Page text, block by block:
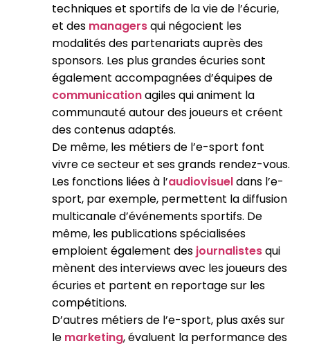
techniques et sportifs de la vie de l’écurie,
et des managersqui négocient les
modalités des partenariats auprès des
sponsors. Les plus grandes écuries sont
également accompagnées d’équipes de
communicationagiles qui animent la
communauté autour des joueurs et créent
des contenus adaptés.
De même, les métiers de l’e-sport font
vivre ce secteur et ses grands rendez-vous.
Les fonctions liées à l’audiovisueldans l’e-
sport, par exemple, permettent la diffusion
multicanale d’événements sportifs. De
même, les publications spécialisées
emploient également des journalistesqui
mènent des interviews avec les joueurs des
écuries et partent en reportage sur les
compétitions.
D’autres métiers de l’e-sport, plus axés sur
le marketing, évaluent la performance des